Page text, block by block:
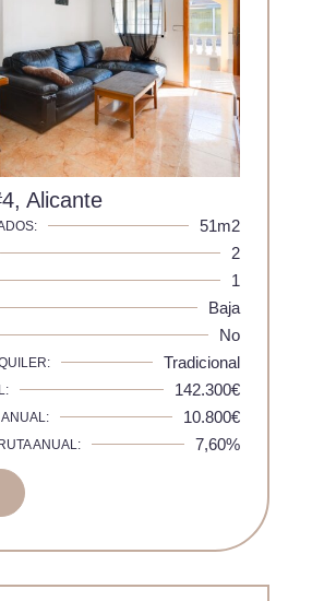
Alicante
51m2
2
1
Baja
No
Tradicional
142.300€
ANUAL: 10.800€
ANUAL: 7,60%